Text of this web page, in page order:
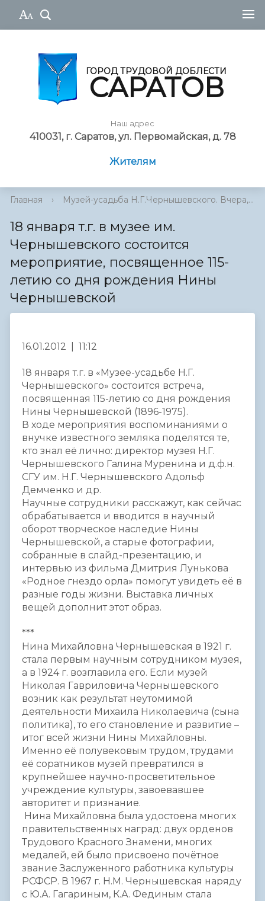
ГОРОД ТРУДОВОЙ ДОБЛЕСТИ
САРАТОВ
Наш адрес
410031, г. Саратов, ул. Первомайская, д. 78
Жителям
Главная › Музей-усадьба Н.Г.Чернышевского. Вчера,...
18 января т.г. в музее им.
Чернышевского состоится
мероприятие, посвященное 115-
летию со дня рождения Нины
Чернышевской
16.01.2012 | 11:12
18 января т.г. в «Музее-усадьбе Н.Г.
Чернышевского» состоится встреча,
посвященная 115-летию со дня рождения
Нины Чернышевской (1896-1975).
В ходе мероприятия воспоминаниями о
внучке известного земляка поделятся те,
кто знал её лично: директор музея Н.Г.
Чернышевского Галина Муренина и д.ф.н.
СГУ им. Н.Г. Чернышевского Адольф
Демченко и др.
Научные сотрудники расскажут, как сейчас
обрабатывается и вводится в научный
оборот творческое наследие Нины
Чернышевской, а старые фотографии,
собранные в слайд-презентацию, и
интервью из фильма Дмитрия Лунькова
«Родное гнездо орла» помогут увидеть её в
разные годы жизни. Выставка личных
вещей дополнит этот образ.
***
Нина Михайловна Чернышевская в 1921 г.
стала первым научным сотрудником музея,
а в 1924 г. возглавила его. Если музей
Николая Гавриловича Чернышевского
возник как результат неутомимой
деятельности Михаила Николаевича (сына
политика), то его становление и развитие –
итог всей жизни Нины Михайловны.
Именно её полувековым трудом, трудами
её соратников музей превратился в
крупнейшее научно-просветительное
учреждение культуры, завоевавшее
авторитет и признание.
Нина Михайловна была удостоена многих
правительственных наград: двух орденов
Трудового Красного Знамени, многих
медалей, ей было присвоено почётное
звание Заслуженного работника культуры
РСФСР. В 1967 г. Н.М. Чернышевская наряду
с Ю.А. Гагариным, К.А. Фединым стала